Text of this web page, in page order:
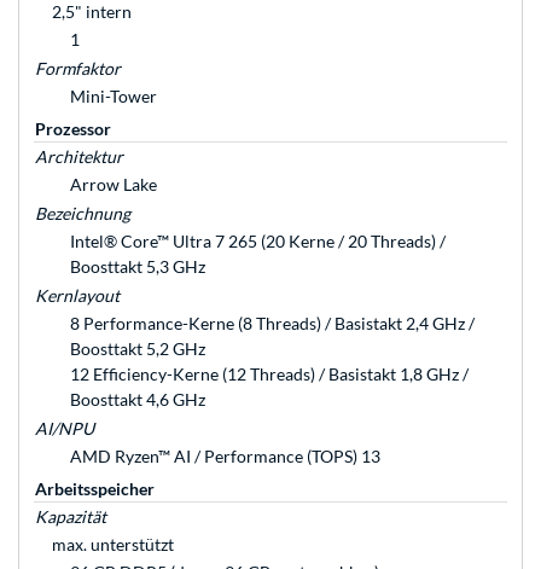
2,5" intern
1
Formfaktor
Mini-Tower
Prozessor
Architektur
Arrow Lake
Bezeichnung
Intel® Core™ Ultra 7 265 (20 Kerne / 20 Threads) /
Boosttakt 5,3 GHz
Kernlayout
8 Performance-Kerne (8 Threads) / Basistakt 2,4 GHz /
Boosttakt 5,2 GHz
12 Efficiency-Kerne (12 Threads) / Basistakt 1,8 GHz /
Boosttakt 4,6 GHz
AI/NPU
AMD Ryzen™ AI / Performance (TOPS) 13
Arbeitsspeicher
Kapazität
max. unterstützt